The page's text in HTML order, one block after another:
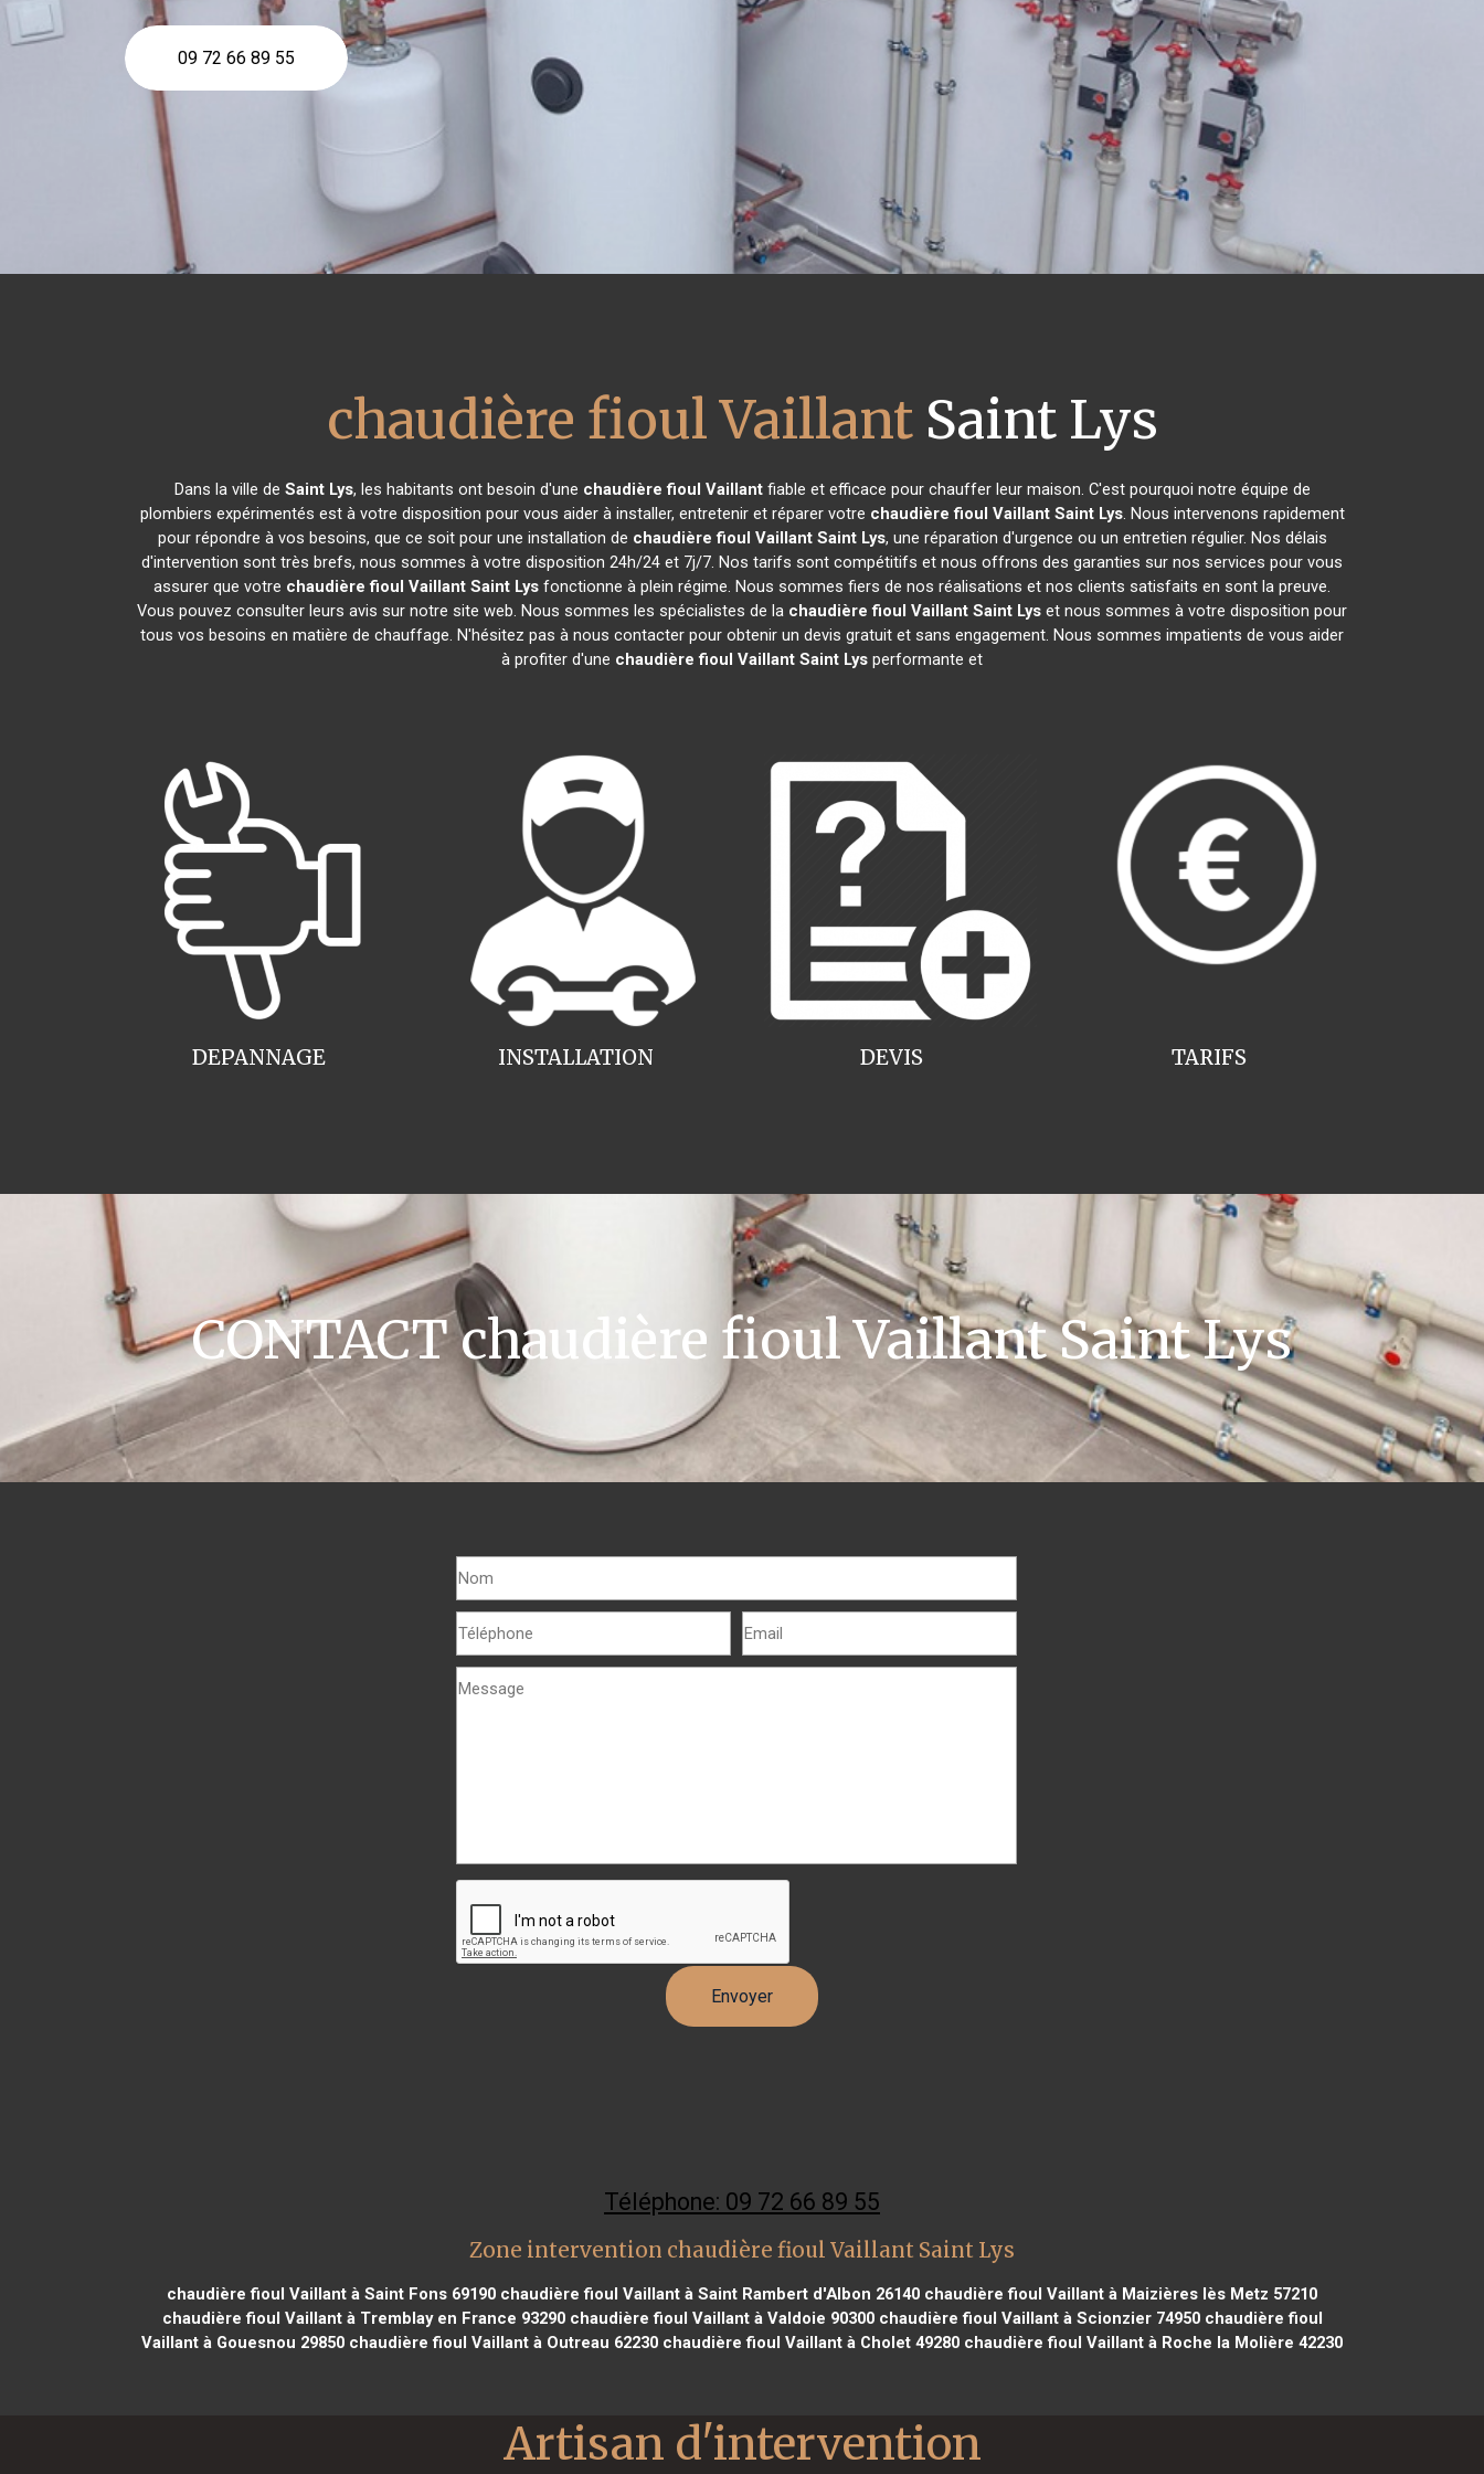
09 72 66 89 55
chaudière fioul VaillantSaint Lys
Dans la ville de Saint Lys, les habitants ont besoin d'une chaudière fioul Vaillantfiable et efficace pour chauffer leur maison. C'est pourquoi notre équipe de
plombiers expérimentés est à votre disposition pour vous aider à installer, entretenir et réparer votre chaudière fioul Vaillant Saint Lys. Nous intervenons rapidement
pour répondre à vos besoins, que ce soit pour une installation de chaudière fioul Vaillant Saint Lys, une réparation d'urgence ou un entretien régulier. Nos délais
d'intervention sont très brefs, nous sommes à votre disposition 24h/24 et 7j/7. Nos tarifs sont compétitifs et nous offrons des garanties sur nos services pour vous
assurer que votre chaudière fioul Vaillant Saint Lys fonctionne à plein régime. Nous sommes fiers de nos réalisations et nos clients satisfaits en sont la preuve.
Vous pouvez consulter leurs avis sur notre site web. Nous sommes les spécialistes de la chaudière fioul Vaillant Saint Lys et nous sommes à votre disposition pour
tous vos besoins en matière de chauffage. N'hésitez pas à nous contacter pour obtenir un devis gratuit et sans engagement. Nous sommes impatients de vous aider
à profiter d'une chaudière fioul Vaillant Saint Lys performante et
INSTALLATION
DEPANNAGE TARIFS
DEVIS
CONTACT chaudière fioul Vaillant Saint Lys
Téléphone: 09 72 66 89 55
Zone intervention chaudière fioul Vaillant Saint Lys
chaudière fioul Vaillant à Saint Fons 69190 chaudière fioul Vaillant à Saint Rambert d'Albon 26140 chaudière fioul Vaillant à Maizières lès Metz 57210
chaudière fioul Vaillant à Tremblay en France 93290chaudière fioul Vaillant à Valdoie 90300chaudière fioul Vaillant à Scionzier 74950chaudière fioul
Vaillant à Gouesnou 29850 chaudière fioul Vaillant à Outreau 62230 chaudière fioul Vaillant à Cholet 49280 chaudière fioul Vaillant à Roche la Molière 42230
Artisan d'intervention